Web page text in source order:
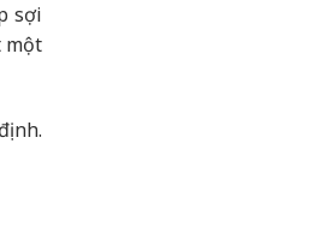
sợi
một